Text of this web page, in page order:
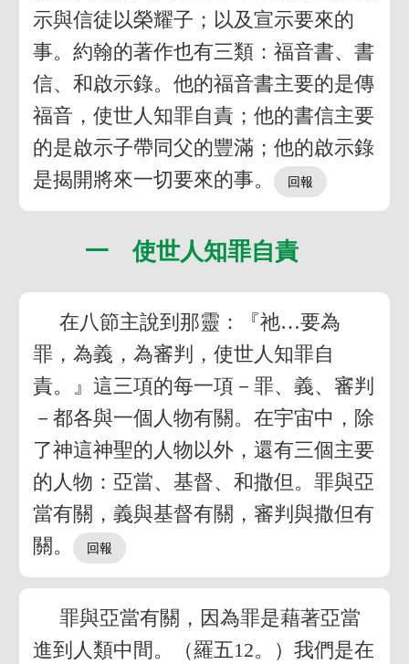
示與信徒以榮耀子；以及宣示要來的
事。約翰的著作也有三類：福音書、書
信、和啟示錄。他的福音書主要的是傳
福音，使世人知罪自責；他的書信主要
的是啟示子帶同父的豐滿；他的啟示錄
是揭開將來一切要來的事。
一 使世人知罪自責
在八節主說到那靈：『祂…要為
罪，為義，為審判，使世人知罪自
責。』這三項的每一項－罪、義、審判
－都各與一個人物有關。在宇宙中，除
了神這神聖的人物以外，還有三個主要
的人物：亞當、基督、和撒但。罪與亞
當有關，義與基督有關，審判與撒但有
關。
罪與亞當有關，因為罪是藉著亞當
進到人類中間。（羅五12。）我們是在